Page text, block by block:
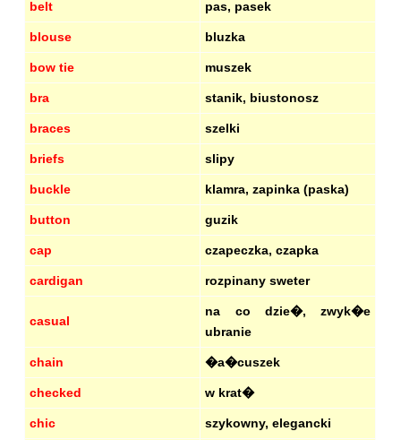
belt pas, pasek
blouse bluzka
bow tie muszek
bra stanik, biustonosz
braces szelki
briefs slipy
buckle klamra, zapinka (paska)
button guzik
cap czapeczka, czapka
cardigan rozpinany sweter
casual
na co dzie�, zwyk�e
ubranie
chain �a�cuszek
checked w krat�
chic szykowny, elegancki